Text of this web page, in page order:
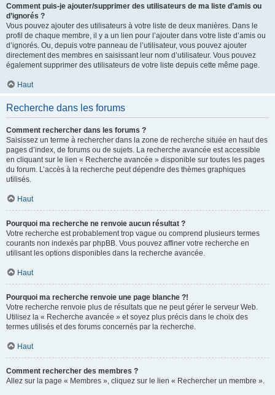
Comment puis-je ajouter/supprimer des utilisateurs de ma liste d’amis ou
d’ignorés ?
Vous pouvez ajouter des utilisateurs à votre liste de deux manières. Dans le
profil de chaque membre, il y a un lien pour l’ajouter dans votre liste d’amis ou
d’ignorés. Ou, depuis votre panneau de l’utilisateur, vous pouvez ajouter
directement des membres en saisissant leur nom d’utilisateur. Vous pouvez
également supprimer des utilisateurs de votre liste depuis cette même page.
Haut
Recherche dans les forums
Comment rechercher dans les forums ?
Saisissez un terme à rechercher dans la zone de recherche située en haut des
pages d’index, de forums ou de sujets. La recherche avancée est accessible
en cliquant sur le lien « Recherche avancée » disponible sur toutes les pages
du forum. L’accès à la recherche peut dépendre des thèmes graphiques
utilisés.
Haut
Pourquoi ma recherche ne renvoie aucun résultat ?
Votre recherche est probablement trop vague ou comprend plusieurs termes
courants non indexés par phpBB. Vous pouvez affiner votre recherche en
utilisant les options disponibles dans la recherche avancée.
Haut
Pourquoi ma recherche renvoie une page blanche ?!
Votre recherche renvoie plus de résultats que ne peut gérer le serveur Web.
Utilisez la « Recherche avancée » et soyez plus précis dans le choix des
termes utilisés et des forums concernés par la recherche.
Haut
Comment rechercher des membres ?
Allez sur la page « Membres », cliquez sur le lien « Rechercher un membre ».